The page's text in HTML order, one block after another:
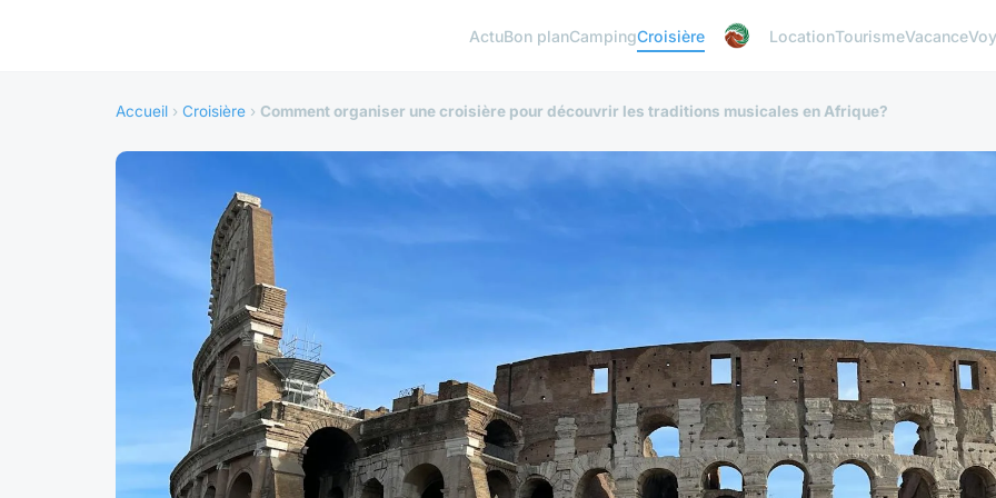
ActuBon planCampingCroisière LocationTourismeVacance
Accueil › Croisière › Comment organiser une croisière pour découvrir les traditions musicales en Afrique?